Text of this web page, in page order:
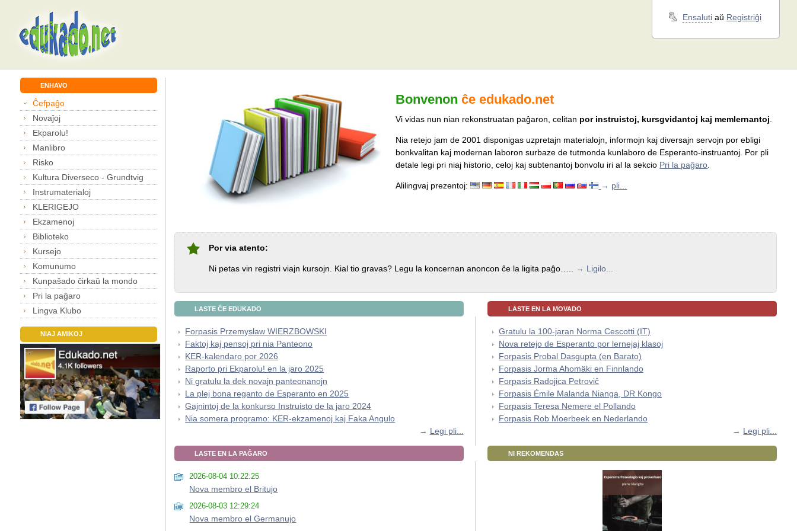
Ensaluti aŭ Registriĝi
ENHAVO
Ĉefpaĝo
Novaĵoj
Ekparolu!
Manlibro
Risko
Kultura Diverseco - Grundtvig
Instrumaterialoj
KLERIGEJO
Ekzamenoj
Biblioteko
Kursejo
Komunumo
Kunpaŝado ĉirkaŭ la mondo
Pri la paĝaro
Lingva Klubo
NIAJ AMIKOJ
Bonvenon ĉe edukado.net
Vi vidas nun nian rekonstruatan paĝaron, celitan por instruistoj, kursgvidantoj kaj memlernantoj
Nia retejo jam de 2001 disponigas uzpretajn materialojn, informojn kaj diversajn servojn por ebligi
bonkvalitan kaj modernan laboron surbaze de tutmonda kunlaboro de Esperanto-instruantoj. Por pli
detale legi pri niaj historio, celoj kaj subtenantoj bonvolu iri al la sekcio Pri la paĝaro
Alilingvaj prezentoj: → pli...
Por via atento:
Ni petas vin registri viajn kursojn. Kial tio gravas? Legu la koncernan anoncon ĉe la ligita paĝo….. → Ligilo...
LASTE ĈE EDUKADO LASTE EN LA MOVADO
Forpasis Przemysław WIERZBOWSKI
Faktoj kaj pensoj pri nia Panteono
KER-kalendaro por 2026
Raporto pri Ekparolu! en la jaro 2025
Ni gratulu la dek novajn panteonanojn
La plej bona reganto de Esperanto en 2025
Gajnintoj de la konkurso Instruisto de la jaro 2024
Nia somera programo: KER-ekzamenoj kaj Faka Angulo
→ Legi pli...
Gratulu la 100-jaran Norma Cescotti (IT)
Nova retejo de Esperanto por lernejaj klasoj
Forpasis Probal Dasgupta (en Barato)
Forpasis Jorma Ahomäki en Finnlando
Forpasis Radojica Petroviĉ
Forpasis Émile Malanda Nianga, DR Kongo
Forpasis Teresa Nemere el Pollando
Forpasis Rob Moerbeek en Nederlando
→ Legi pli...
LASTE EN LA PAĜARO NI REKOMENDAS
2026-08-04 10:22:25
Nova membro el Britujo
2026-08-03 12:29:24
Nova membro el Germanujo